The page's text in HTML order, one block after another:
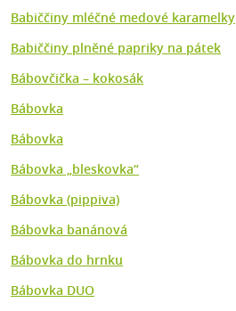
Babiččiny mléčné medové karamelky
Babiččiny plněné papriky na pátek
Bábovčička – kokosák
Bábovka
Bábovka
Bábovka „bleskovka“
Bábovka (pippiva)
Bábovka banánová
Bábovka do hrnku
Bábovka DUO